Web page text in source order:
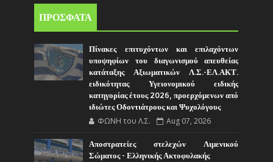
ΠΡΟΣΦΑΤΑ
Πίνακες επιτυχόντων και επιλαχόντων
υποψηφίων του διαγωνισμού απευθείας
κατάταξης Αξιωματικών Λ.Σ.-ΕΛ.ΑΚΤ.
ειδικότητας Υγειονομικού ειδικής
κατηγορίας έτους 2026, προερχόμενων από
ιδιώτες Οδοντιάτρους και Ψυχολόγους
ΦΩΝΗ του Λ.Σ. Aug 07, 2026
Αποστρατείες στελεχών Λιμενικού
Σώματος - Ελληνικής Ακτοφυλακής